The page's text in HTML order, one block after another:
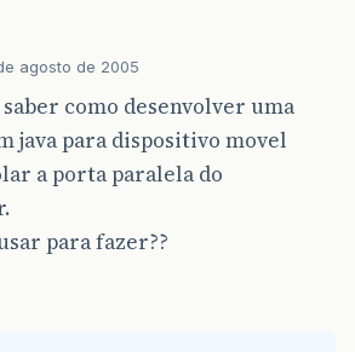
agosto de 2005
como desenvolver uma
java para dispositivo movel
a porta paralela do
para fazer??